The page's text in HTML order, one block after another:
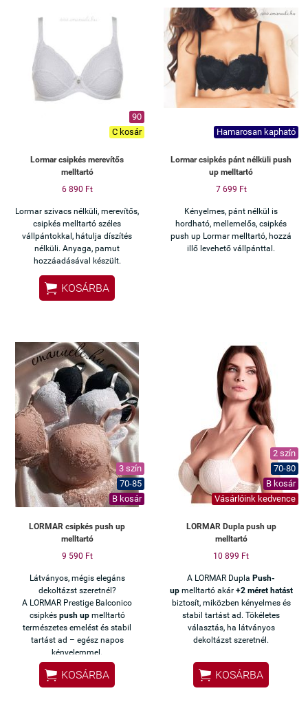
90
C kosár
Lormar csipkés merevítős
melltartó
6 890 Ft
Lormar szivacs nélküli, merevítős,
csipkés melltartó széles
vállpántokkal, hátulja díszítés
nélküli. Anyaga, pamut
hozzáadásával készült.
 KOSÁRBA
Hamarosan kapható
Lormar csipkés pánt nélküli push
up melltartó
7 699 Ft
Kényelmes, pánt nélkül is
hordható, mellemelős, csipkés
push up Lormar melltartó, hozzá
illő levehető vállpánttal.
3 szín
70-85
B kosár
LORMAR csipkés push up
melltartó
9 590 Ft
Látványos, mégis elegáns
dekoltázst szeretnél?
A LORMAR Prestige Balconico
csipkés push upmelltartó
természetes emelést és stabil
tartást ad – egész napos
kényelemmel.
 KOSÁRBA
2 szín
70-80
B kosár
Vásárlóink kedvence
LORMAR Dupla push up
melltartó
10 899 Ft
A LORMAR Dupla Push-
upmelltartó akár +2 méret hatást
biztosít, miközben kényelmes és
stabil tartást ad. Tökéletes
választás, ha látványos
dekoltázst szeretnél.
 KOSÁRBA